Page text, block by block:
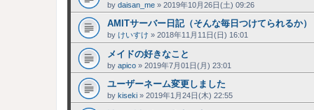
by daisan_me » 2019年10月26日(土) 09:26
AMITサーバー日記（そんな毎日つけてられるか）
by けいすけ » 2018年11月11日(日) 16:01
メイドの好きなこと
by apico » 2019年7月01日(月) 23:01
ユーザーネーム変更しました
by kiseki » 2019年1月24日(木) 22:55